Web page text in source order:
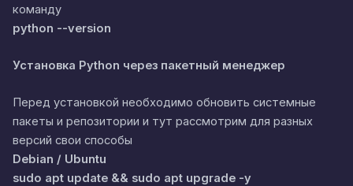
команду
python --version
Установка Python через пакетный менеджер
Перед установкой необходимо обновить системные
пакеты и репозитории и тут рассмотрим для разных
версий свои способы
Debian / Ubuntu
sudo apt update && sudo apt upgrade -y